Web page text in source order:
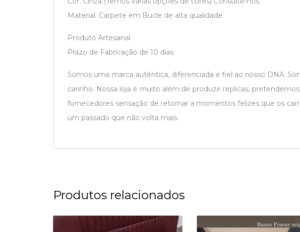
Material: Carpete em Bucle de alta qualidade
Produto Artesanal
Prazo de Fabricação de 10 dias
Somos uma marca autêntica, diferenciada e fiel ao nosso DNA.
carinho. Nossa loja é muito além de produzir replicas,
fornecedores sensação de retornar a momentos felizes que os
um passado que não volta mais.
Produtos relacionados